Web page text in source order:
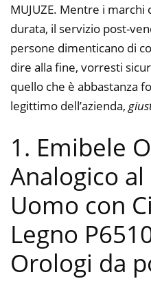
MUJUZE. Mentre i marchi
durata, il servizio post-
persone dimenticano di
dire alla fine, vorresti
quello che è abbastanza
legittimo dell’azienda,
1. Emibele
Analogico
Uomo con
Legno
Orologi da